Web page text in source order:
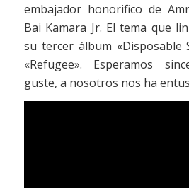
embajador honorifico de
Bai Kamara Jr. El tema que
su tercer álbum «Disposable
«Refugee». Esperamos
guste, a nosotros nos ha